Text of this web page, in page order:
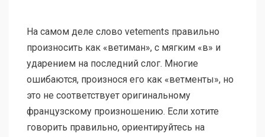
На самом деле слово vetements правильно
произносить как «ветиман», с мягким «в» и
ударением на последний слог. Многие
ошибаются, произнося его как «ветменты», но
это не соответствует оригинальному
французскому произношению. Если хотите
говорить правильно, ориентируйтесь на